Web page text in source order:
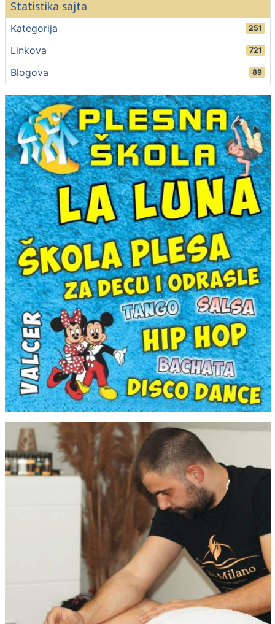
Statistika sajta
Kategorija 251
Linkova 721
Blogova 89